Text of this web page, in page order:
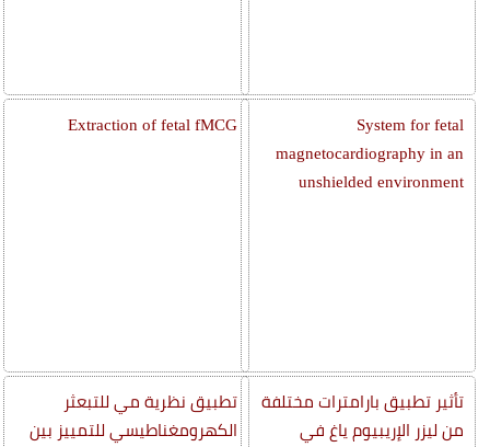
System for fetal
magnetocardiography in an
unshielded environment
تأثير تطبيق بارامترات مختلفة
من ليزر الإريبيوم ياغ في
Extraction of fetal fMCG
تطبيق نظرية مي للتبعثر
الكهرومغناطيسي للتمييز بين